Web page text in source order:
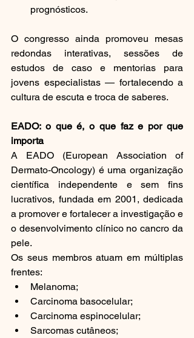
prognósticos.
O congresso ainda promoveu mesas
redondas interativas, sessões de
estudos de caso e mentorias para
jovens especialistas — fortalecendo a
cultura de escuta e troca de saberes.
EADO: o que é, o que faz e por que
importa
A EADO (European Association of
Dermato-Oncology) é uma organização
científica independente e sem fins
lucrativos, fundada em 2001, dedicada
a promover e fortalecer a investigação e
o desenvolvimento clínico no cancro da
pele.
Os seus membros atuam em múltiplas
frentes:
Melanoma;
Carcinoma basocelular;
Carcinoma espinocelular;
Sarcomas cutâneos;